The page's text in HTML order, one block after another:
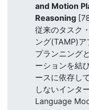
and Motion
Reasoning
従来のタスク
ング(TAMP)ア
プランニング
ーションを結
ースに依存し
しないインタ
Language